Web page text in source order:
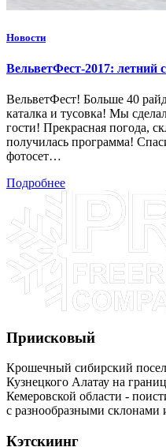
Новости
ВельветФест-2017: летний
ВельветФест! Больше 40
каталка и тусовка! Мы
гости! Прекрасная погода,
получилась программа!
фотосет…
Подробнее
Приисковый
Крошечный сибирский
Кузнецкого Алатау на
Кемеровской области -
с разнообразными
Кэтскиинг